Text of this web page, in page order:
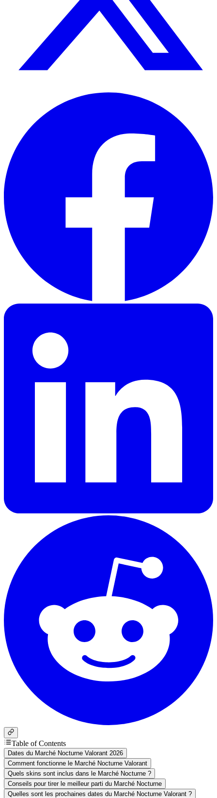
Table of Contents
Dates du Marché Nocturne Valorant 2026
Comment fonctionne le Marché Nocturne Valorant
Quels skins sont inclus dans le Marché Nocturne ?
Conseils pour tirer le meilleur parti du Marché Nocturne
Quelles sont les prochaines dates du Marché Nocturne Valorant ?